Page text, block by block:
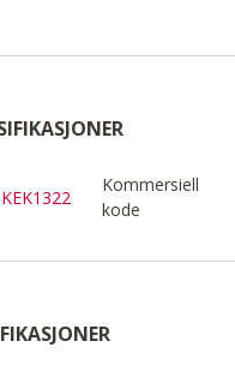
Kommersiell
kode